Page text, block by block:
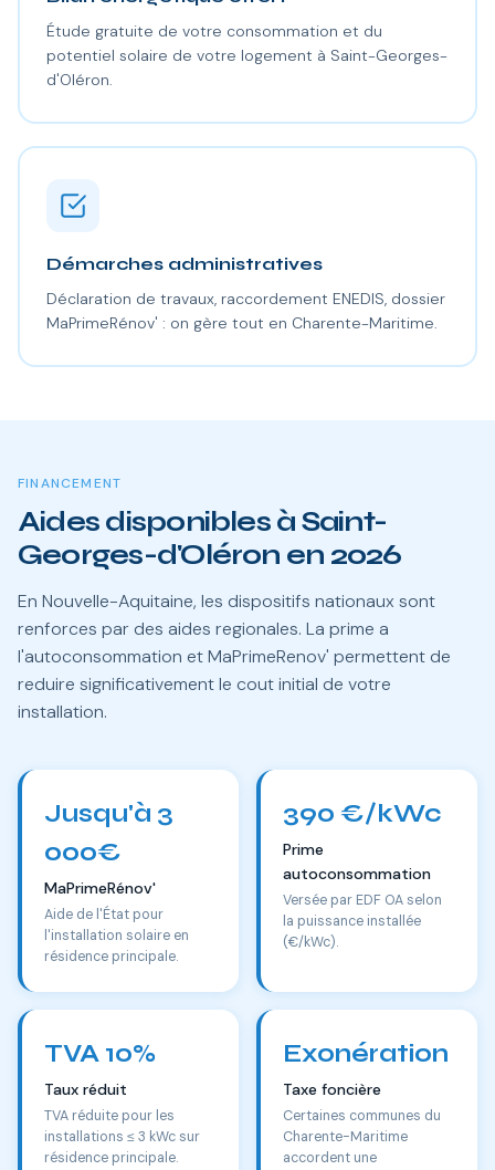
Étude gratuite de votre consommation et du
potentiel solaire de votre logement à Saint-Georges-
d'Oléron.
Démarches administratives
Déclaration de travaux, raccordement ENEDIS, dossier
MaPrimeRénov' : on gère tout en Charente-Maritime.
FINANCEMENT
Aides disponibles à Saint-
Georges-d'Oléron en 2026
En Nouvelle-Aquitaine, les dispositifs nationaux sont
renforces par des aides regionales. La prime a
l'autoconsommation et MaPrimeRenov' permettent de
reduire significativement le cout initial de votre
installation.
Jusqu'à 3
000€
MaPrimeRénov'
Aide de l'État pour
l'installation solaire en
résidence principale.
390 €/kWc
Prime
autoconsommation
Versée par EDF OA selon
la puissance installée
(€/kWc).
TVA 10%
Taux réduit
TVA réduite pour les
installations ≤ 3 kWc sur
résidence principale.
Exonération
Taxe foncière
Certaines communes du
Charente-Maritime
accordent une